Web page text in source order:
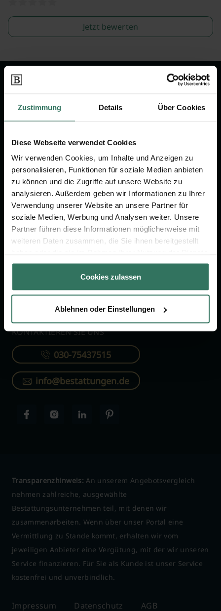
Zustimmung Details Über Cookies
Diese Webseite verwendet Cookies
Wir verwenden Cookies, um Inhalte und Anzeigen zu
personalisieren, Funktionen für soziale Medien anbieten
zu können und die Zugriffe auf unsere Website zu
analysieren. Außerdem geben wir Informationen zu Ihrer
Verwendung unserer Website an unsere Partner für
soziale Medien, Werbung und Analysen weiter. Unsere
Partner führen diese Informationen möglicherweise mit
weiteren Daten zusammen, die Sie ihnen bereitgestellt
gesammelt haben.
Cookies zulassen
Ablehnen oder Einstellungen
Jetzt bewerten
Wir sind Ihr Ansprechpartner rund
um das Thema Bestattung &
Vorsorge.
Jetzt beraten lassen
FÜR SIE
Vergleich
Ratgeber
Verzeichnis
FÜR BESTATTER
Online-Portal
Kostenlos registrieren
KONTAKTIEREN SIE UNS
030-75437515
info@bestattungen.de
Transparenzhinweis: An unserem Angebotsvergleich
nehmen zahlreiche, ausgewählte
Bestattungsunternehmen teil, mit denen wir
zusammenarbeiten. Wenn über unser Portal eine
Vermittlung zu Stande kommt, erhalten wir vom
jeweiligen Anbieter eine Vergütung, mit der wir unseren
Service finanzieren. Für Sie als Kunde ist unser Service
kostenfrei und unverbindlich.
Impressum Datenschutz AGB